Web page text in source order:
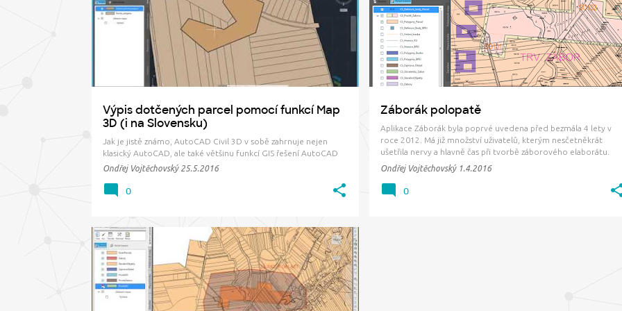
Výpis dotčených parcel pomocí funkcí Map
3D (i na Slovensku)
Jak je jistě známo, AutoCAD Civil 3D v sobě zahrnuje nejen
klasický AutoCAD, ale také většinu funkcí GIS řešení AutoCAD
Map 3D. A právě díky těmto GIS funkcím může posloužit např. k
Na první pohled tedy v Civilu zvládneme úlohu, kterou …
Ondřej Vojtěchovský 25.5.2016
ZÁBOR ZÁBORAK ZÁBOROVÝ ELABORÁT
0
Záborák polopatě
Aplikace Záborák byla poprvé uvedena před bezmála 4 lety v
roce 2012. Má již množství uživatelů, kterým nesčetněkrát
ušetřila nervy a hlavně čas při tvorbě záborového elaborátu.
Naleznou se však i tací, kteří ji z nějakého důvodu nevyužívají na
100 %. Obávají se např. složitého papírování při získá…
Ondřej Vojtěchovský 1.4.2016
ZÁBOROVÝ ELABORÁT +
ŽÁDOST
0
KATASTR PARCELY RÚIAN WEBINÁŘ ZÁBOR
ZÁBORAK +
ZÁBOROVÝ ELABORÁT